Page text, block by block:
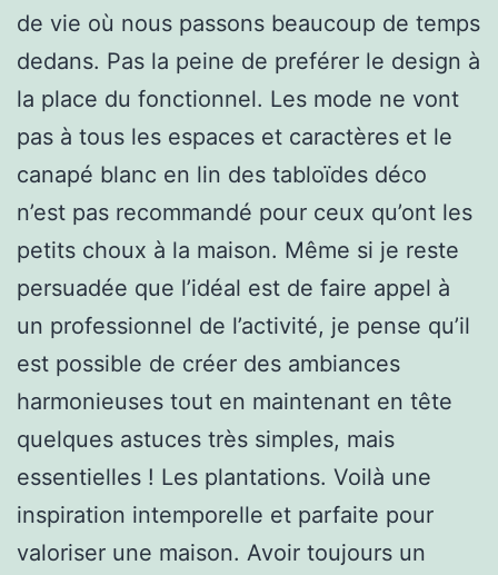
de vie où nous passons beaucoup de temps
dedans. Pas la peine de preférer le design à
la place du fonctionnel. Les mode ne vont
pas à tous les espaces et caractères et le
canapé blanc en lin des tabloïdes déco
n’est pas recommandé pour ceux qu’ont les
petits choux à la maison. Même si je reste
persuadée que l’idéal est de faire appel à
un professionnel de l’activité, je pense qu’il
est possible de créer des ambiances
harmonieuses tout en maintenant en tête
quelques astuces très simples, mais
essentielles ! Les plantations. Voilà une
inspiration intemporelle et parfaite pour
valoriser une maison. Avoir toujours un